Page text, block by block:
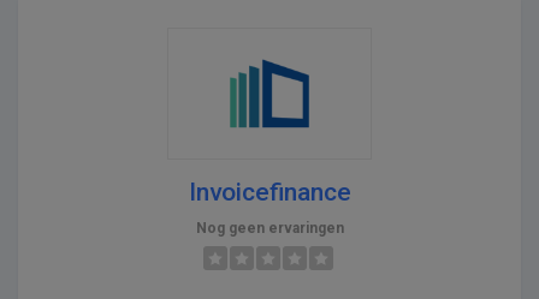
Invoicefinance
Nog geen ervaringen